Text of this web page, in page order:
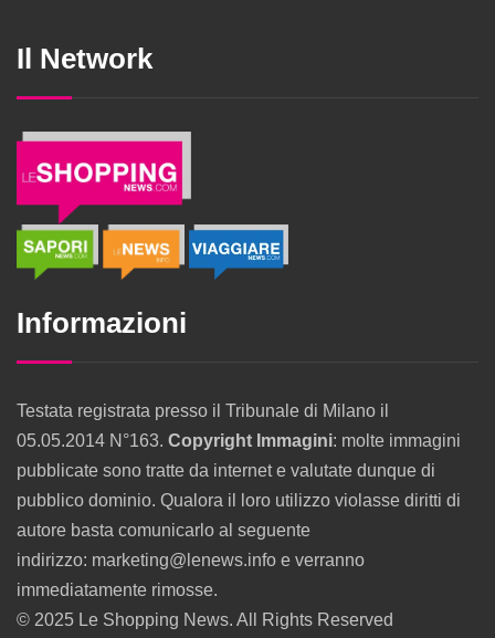
Il Network
Informazioni
Testata registrata presso il Tribunale di Milano il
05.05.2014 N°163. Copyright Immagini: molte immagini
pubblicate sono tratte da internet e valutate dunque di
pubblico dominio. Qualora il loro utilizzo violasse diritti di
autore basta comunicarlo al seguente
indirizzo: marketing@lenews.info e verranno
immediatamente rimosse.
© 2025 Le Shopping News. All Rights Reserved